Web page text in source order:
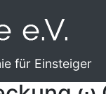
für Einsteiger